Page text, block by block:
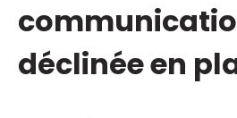
déclinée en